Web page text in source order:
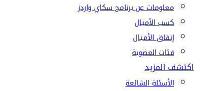
معلومات عن برنامج سكاي واردز
كسب الأميال
إنفاق الأميال
فئات العضوية
اكتشف المزيد
الأسئلة الشائعة